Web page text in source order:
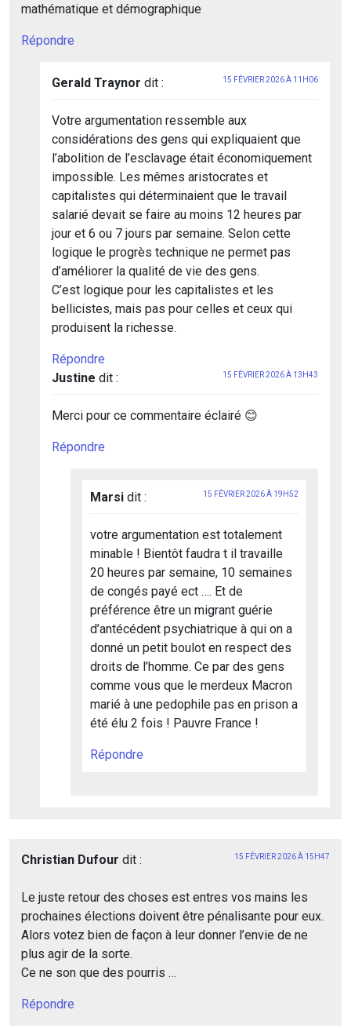
mathématique et démographique
Répondre
Gerald Traynor dit : 15 FÉVRIER 2026 À 11H06
Votre argumentation ressemble aux
considérations des gens qui expliquaient que
l’abolition de l’esclavage était économiquement
impossible. Les mêmes aristocrates et
capitalistes qui déterminaient que le travail
salarié devait se faire au moins 12 heures par
jour et 6 ou 7 jours par semaine. Selon cette
logique le progrès technique ne permet pas
d’améliorer la qualité de vie des gens.
C’est logique pour les capitalistes et les
bellicistes, mais pas pour celles et ceux qui
produisent la richesse.
Répondre
Justine dit : 15 FÉVRIER 2026 À 13H43
Merci pour ce commentaire éclairé 😊
Répondre
Marsi dit : 15 FÉVRIER 2026 À 19H52
votre argumentation est totalement
minable ! Bientôt faudra t il travaille
20 heures par semaine, 10 semaines
de congés payé ect …. Et de
préférence être un migrant guérie
d’antécédent psychiatrique à qui on a
donné un petit boulot en respect des
droits de l’homme. Ce par des gens
comme vous que le merdeux Macron
marié à une pedophile pas en prison a
été élu 2 fois ! Pauvre France !
Répondre
Christian Dufour dit : 15 FÉVRIER 2026 À 15H47
Le juste retour des choses est entres vos mains les
prochaines élections doivent être pénalisante pour eux.
Alors votez bien de façon à leur donner l’envie de ne
plus agir de la sorte.
Ce ne son que des pourris …
Répondre